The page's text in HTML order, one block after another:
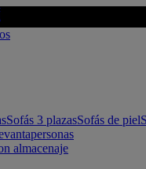
Sofás 3 plazasSofás de piel
almacenaje